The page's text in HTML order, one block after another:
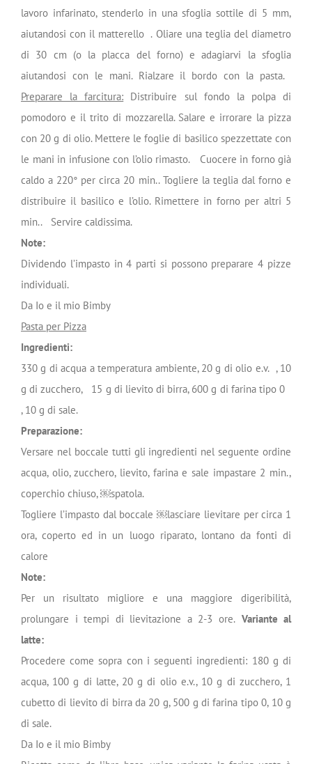
lavoro infarinato, stenderlo in una sfoglia sottile di 5 mm,
aiutandosi con il matterello . Oliare una teglia del diametro
di 30 cm (o la placca del forno) e adagiarvi la sfoglia
aiutandosi con le mani. Rialzare il bordo con la pasta.
Preparare la farcitura: Distribuire sul fondo la polpa di
pomodoro e il trito di mozzarella. Salare e irrorare la pizza
con 20 g di olio. Mettere le foglie di basilico spezzettate con
le mani in infusione con l’olio rimasto. Cuocere in forno già
caldo a 220° per circa 20 min.. Togliere la teglia dal forno e
distribuire il basilico e l’olio. Rimettere in forno per altri 5
min.. Servire caldissima.
Note:
Dividendo l’impasto in 4 parti si possono preparare 4 pizze
individuali.
Da Io e il mio Bimby
Pasta per Pizza
Ingredienti:
330 g di acqua a temperatura ambiente, 20 g di olio e.v. , 10
g di zucchero, 15 g di lievito di birra, 600 g di farina tipo 0
, 10 g di sale.
Preparazione:
Versare nel boccale tutti gli ingredienti nel seguente ordine
acqua, olio, zucchero, lievito, farina e sale impastare 2 min.,
coperchio chiuso, ￼spatola.
Togliere l’impasto dal boccale ￼lasciare lievitare per circa 1
ora, coperto ed in un luogo riparato, lontano da fonti di
calore
Note:
Per un risultato migliore e una maggiore digeribilità,
prolungare i tempi di lievitazione a 2-3 ore. Variante al
latte:
Procedere come sopra con i seguenti ingredienti: 180 g di
acqua, 100 g di latte, 20 g di olio e.v., 10 g di zucchero, 1
cubetto di lievito di birra da 20 g, 500 g di farina tipo 0, 10 g
di sale.
Da Io e il mio Bimby